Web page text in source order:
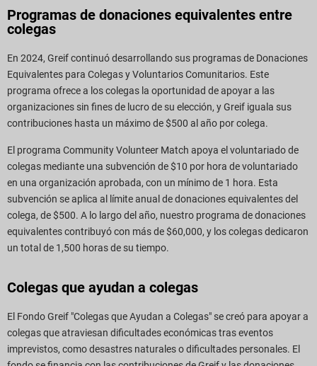
Programas de donaciones equivalentes entre
colegas
En 2024, Greif continuó desarrollando sus programas de Donaciones
Equivalentes para Colegas y Voluntarios Comunitarios. Este
programa ofrece a los colegas la oportunidad de apoyar a las
organizaciones sin fines de lucro de su elección, y Greif iguala sus
contribuciones hasta un máximo de $500 al año por colega.
El programa Community Volunteer Match apoya el voluntariado de
colegas mediante una subvención de $10 por hora de voluntariado
en una organización aprobada, con un mínimo de 1 hora. Esta
subvención se aplica al límite anual de donaciones equivalentes del
colega, de $500. A lo largo del año, nuestro programa de donaciones
equivalentes contribuyó con más de $60,000, y los colegas dedicaron
un total de 1,500 horas de su tiempo.
Colegas que ayudan a colegas
El Fondo Greif "Colegas que Ayudan a Colegas" se creó para apoyar a
colegas que atraviesan dificultades económicas tras eventos
imprevistos, como desastres naturales o dificultades personales. El